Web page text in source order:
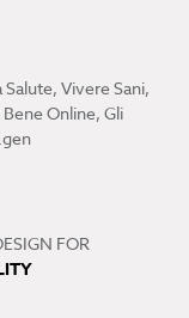
Salute, Vivere Sani,
Online, Gli
FOR